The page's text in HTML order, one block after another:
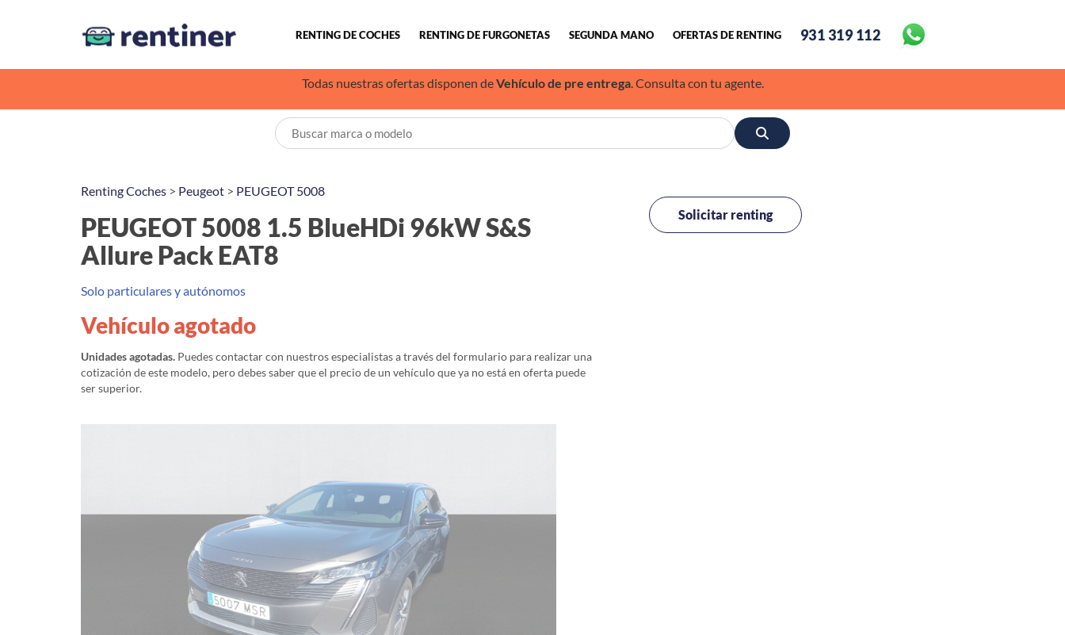
RENTING DE COCHES RENTING DE FURGONETAS SEGUNDA MANO OFERTAS DE RENTING 931 319 112
Todas nuestras ofertas disponen deVehículo de pre entrega. Consulta con tu agente.
Renting Coches > Peugeot > PEUGEOT 5008
PEUGEOT 5008 1.5 BlueHDi 96kW S&S
Allure Pack EAT8
Solo particulares y autónomos
Vehículo agotado
Unidades agotadas. Puedes contactar con nuestros especialistas a través del formulario para realizar una
cotización de este modelo, pero debes saber que el precio de un vehículo que ya no está en oferta puede
ser superior.
Solicitar renting